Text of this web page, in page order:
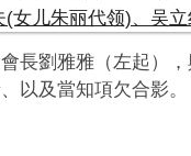
長劉雅雅（左起）
以及當知項欠合影。